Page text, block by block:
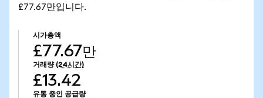
£77.67만입니다.
시가총액
£77.67만
거래량 (24시간)
£13.42
유통 중인 공급량